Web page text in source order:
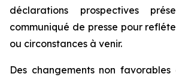
déclarations
prospectives
communiqué de presse pour
ou circonstances à venir.
Des changements non favorables